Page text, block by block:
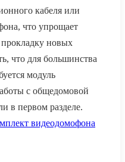
кабеля или
что упрощает
новых
что для большинства
модуль
с общедомовой
в первом разделе.
видеодомофона